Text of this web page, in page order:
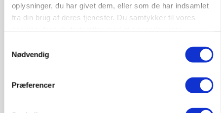
oplysninger, du har givet dem, eller som de har indsamlet
fra din brug af deres tjenester. Du samtykker til vores
Nødvendig
Præferencer
Ny griseprognose kan give anledning til et nyt
budgettjek